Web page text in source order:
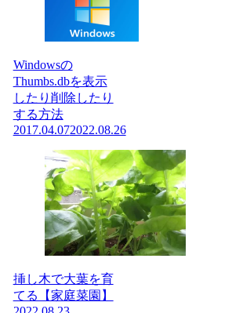
Windowsの
Thumbs.dbを表示
したり削除したり
する方法
2017.04.072022.08.26
挿し木で大葉を育
てる【家庭菜園】